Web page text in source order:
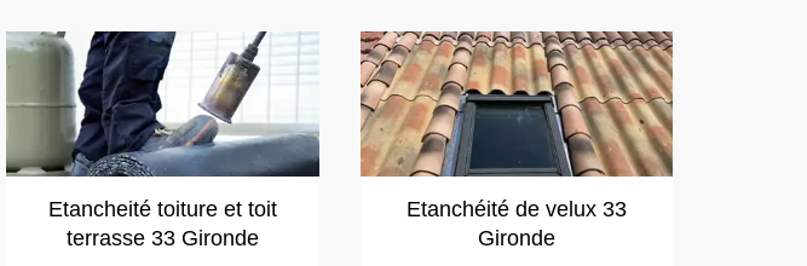
Etancheité toiture et toit
terrasse 33 Gironde
Etanchéité de velux 33
Gironde